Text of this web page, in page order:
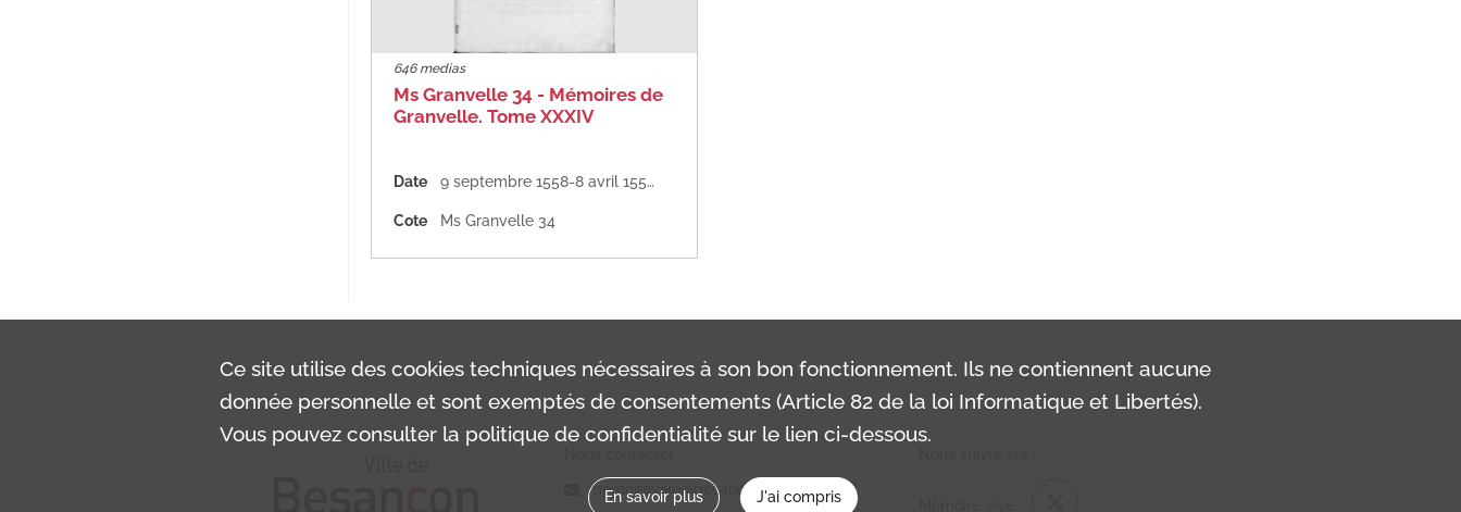
646 medias
Ms Granvelle 34 - Mémoires de
Granvelle. Tome XXXIV
Date 9 septembre 1558-8 avril 1559
Cote Ms Granvelle 34
memoirevive@besancon.fr
Ce site utilise des cookiestechniques nécessaires à son bon fonctionnement. Ils ne contiennent aucune
donnée personnelle et sont exemptés de consentements (Article 82 de la loi Informatique et Libertés).
Vous pouvez consulter la politique de confidentialité sur le lien ci-dessous.
En savoir plus J'ai compris